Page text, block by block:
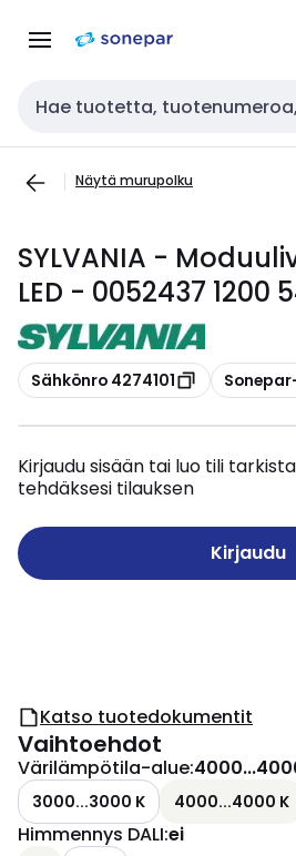
navigointiinsisältöön
Haku
Näytä murupolku
SYLVANIA -
LED - 0052437 1200
Kopioi
Sähkönro 4274101 Kopioi
Kirjaudu sisään tai luo tili
tehdäksesi tilauksen
Kirjaudu
Katso tuotedokumentit
Vaihtoehdot
Värilämpötila-alue:
3000...3000 K 4000...4000 K
Himmennys DALI:ei